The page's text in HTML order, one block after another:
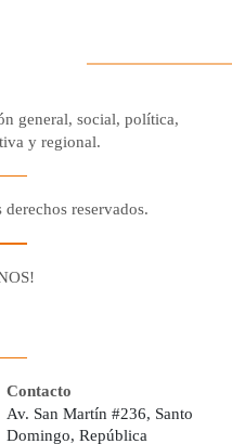
general, social, política,
y regional.
reservados.
Contacto
Av. San Martín #236, Santo
Domingo, República